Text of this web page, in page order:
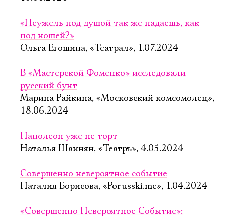
«Неужель под душой так же падаешь, как
под ношей?»
Ольга Егошина, «Театрал», 1.07.2024
В «Мастерской Фоменко» исследовали
русский бунт
Марина Райкина, «Московский комсомолец»,
18.06.2024
Наполеон уже не торт
Наталья Шаинян, «Театръ», 4.05.2024
Совершенно невероятное событие
Наталия Борисова, «Porusski.me», 1.04.2024
«Совершенно Невероятное Событие»: